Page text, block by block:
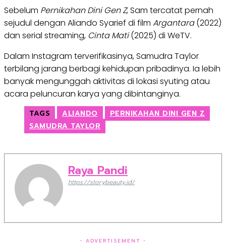
Sebelum Pernikahan Dini Gen Z, Sam tercatat pernah
sejudul dengan Aliando Syarief di film Argantara(2022)
dan serial streaming, Cinta Mati(2025) di WeTV.
Dalam Instagram terverifikasinya, Samudra Taylor
terbilang jarang berbagi kehidupan pribadinya. Ia lebih
banyak mengunggah aktivitas di lokasi syuting atau
acara peluncuran karya yang dibintanginya.
TAGS ALIANDO
PERNIKAHAN DINI GEN Z
SAMUDRA TAYLOR
Raya Pandi
https://storybeauty.id/
- ADVERTISEMENT -